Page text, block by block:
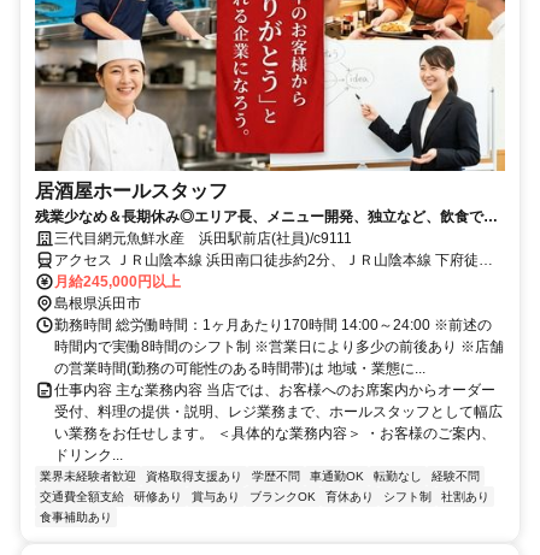
居酒屋ホールスタッフ
残業少なめ＆長期休み◎エリア長、メニュー開発、独立など、飲食でや
りたいことが叶う！未経験OK！
三代目網元魚鮮水産 浜田駅前店(社員)/c9111
アクセス ＪＲ山陰本線 浜田南口徒歩約2分、ＪＲ山陰本線 下府徒歩
約51分、ＪＲ山陰本線 西浜田徒歩約70分 浜田駅より徒歩2分 ★車通
勤可/駐車場有
月給245,000円以上
島根県浜田市
勤務時間 総労働時間：1ヶ月あたり170時間 14:00～24:00 ※前述の
時間内で実働8時間のシフト制 ※営業日により多少の前後あり ※店舗
の営業時間(勤務の可能性のある時間帯)は 地域・業態に...
仕事内容 主な業務内容 当店では、お客様へのお席案内からオーダー
受付、料理の提供・説明、レジ業務まで、ホールスタッフとして幅広
い業務をお任せします。 ＜具体的な業務内容＞ ・お客様のご案内、
ドリンク...
業界未経験者歓迎 資格取得支援あり 学歴不問 車通勤OK 転勤なし
経験不問
交通費全額支給
研修あり 賞与あり ブランクOK 育休あり シフト制
社割あり
食事補助あり